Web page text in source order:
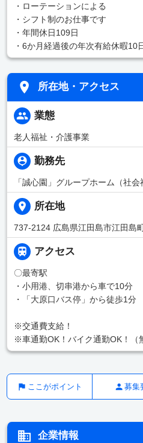
・ローテーションによる
・シフト制のお仕事です
・年間休日109日
・6か月経過後の年次有給休暇10
所在地・アクセス
業態
老人福祉・介護事業
勤務先
「誠心園」グループホーム（社会
所在地
737-2124 広島県江田島市江田島
アクセス
〇最寄駅
・小用港、切串港から車で10分
・「大原口バス停」から徒歩1分
※交通費支給！
※車通勤OK！バイク通勤OK！（
ここがポイント 募集
企業情報